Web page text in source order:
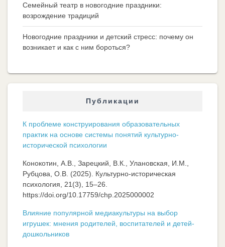
Семейный театр в новогодние праздники:
возрождение традиций
Новогодние праздники и детский стресс: почему он
возникает и как с ним бороться?
Публикации
К проблеме конструирования образовательных
практик на основе системы понятий культурно-
исторической психологии
Конокотин, А.В., Зарецкий, В.К., Улановская, И.М.,
Рубцова, О.В. (2025). Культурно-историческая
психология, 21(3), 15–26.
https://doi.org/10.17759/chp.2025000002
Влияние популярной медиакультуры на выбор
игрушек: мнения родителей, воспитателей и детей-
дошкольников